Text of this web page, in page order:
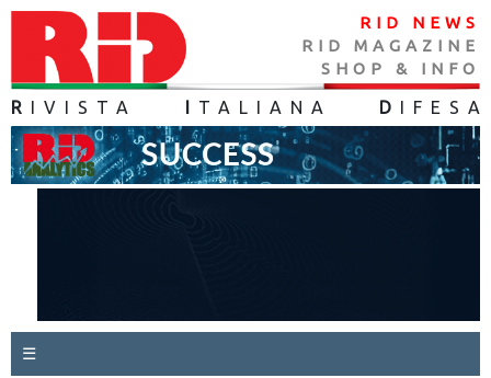
RID NEWS
RID MAGAZINE
SHOP & INFO
R IVISTA TALIANA D IFES A
☰